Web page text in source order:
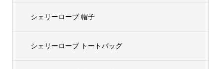
シェリーローブ 帽子
シェリーローブ トートバッグ